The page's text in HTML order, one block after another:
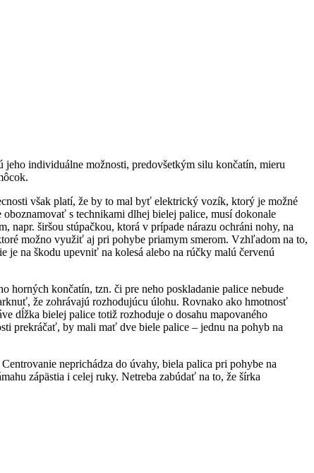
individuálne možnosti, predovšetkým silu končatín, mieru
však platí, že by to mal byť elektrický vozík, ktorý je možné
s technikami dlhej bielej palice, musí dokonale
širšou stúpačkou, ktorá v prípade nárazu ochráni nohy, na
možno využiť aj pri pohybe priamym smerom. Vzhľadom na to,
je na škodu upevniť na kolesá alebo na rúčky malú červenú
horných končatín, tzn. či pre neho poskladanie palice nebude
že zohrávajú rozhodujúcu úlohu. Rovnako ako hmotnosť
dĺžka bielej palice totiž rozhoduje o dosahu mapovaného
prekráčať, by mali mať dve biele palice – jednu na pohyb na
neprichádza do úvahy, biela palica pri pohybe na
zápästia i celej ruky. Netreba zabúdať na to, že šírka